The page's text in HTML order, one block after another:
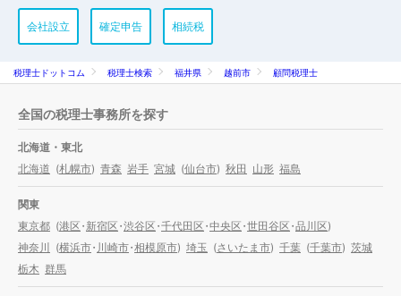
会社設立 確定申告 相続税
税理士ドットコム 税理士検索 福井県 越前市 顧問税理士
全国の税理士事務所を探す
北海道・東北
北海道 (札幌市) 青森 岩手 宮城 (仙台市) 秋田 山形 福島
関東
東京都 (港区・新宿区・渋谷区・千代田区・中央区・世田谷区・品川区)
神奈川
(横浜市・ 川崎市・相模原市) 埼玉 (さいたま市) 千葉 (千葉市) 茨城
栃木 群馬